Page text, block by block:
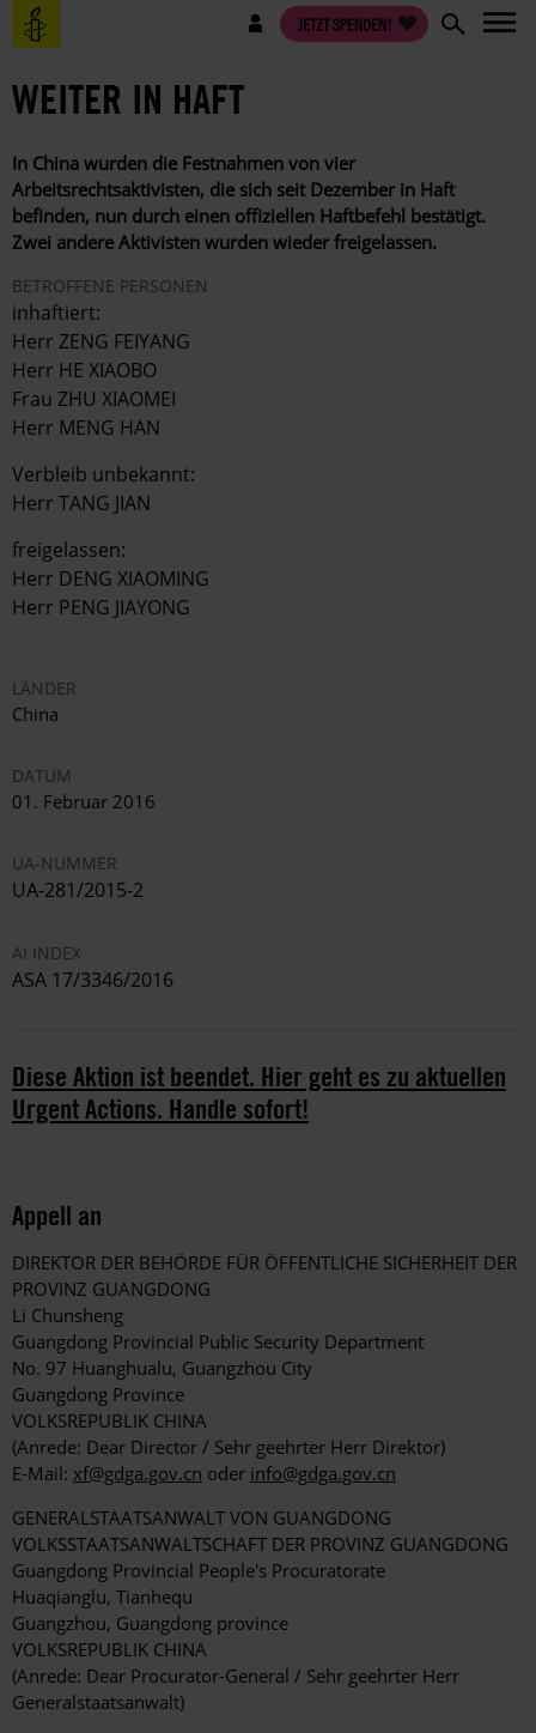
Direkt
zum
Benutzermenü JETZT SPENDEN!
WEITER IN HAFT
In China wurden die Festnahmen von vier
Arbeitsrechtsaktivisten, die sich seit Dezember in Haft
befinden, nun durch einen offiziellen Haftbefehl bestätigt.
Zwei andere Aktivisten wurden wieder freigelassen.
BETROFFENE PERSONEN
inhaftiert:
Herr ZENG FEIYANG
Herr HE XIAOBO
Frau ZHU XIAOMEI
Herr MENG HAN
Verbleib unbekannt:
Herr TANG JIAN
freigelassen:
Herr DENG XIAOMING
Herr PENG JIAYONG
LÄNDER
China
DATUM
01. Februar 2016
UA-NUMMER
UA-281/2015-2
AI INDEX
ASA 17/3346/2016
Diese Aktion ist beendet. Hier geht es zu aktuellen
Urgent Actions. Handle sofort!
Appell an
DIREKTOR DER BEHÖRDE FÜR ÖFFENTLICHE SICHERHEIT DER
PROVINZ GUANGDONG
Li Chunsheng
Guangdong Provincial Public Security Department
No. 97 Huanghualu, Guangzhou City
Guangdong Province
VOLKSREPUBLIK CHINA
(Anrede: Dear Director / Sehr geehrter Herr Direktor)
E-Mail: xf@gdga.gov.cn oder info@gdga.gov.cn
GENERALSTAATSANWALT VON GUANGDONG
VOLKSSTAATSANWALTSCHAFT DER PROVINZ GUANGDONG
Guangdong Provincial People's Procuratorate
Huaqianglu, Tianhequ
Guangzhou, Guangdong province
VOLKSREPUBLIK CHINA
(Anrede: Dear Procurator-General / Sehr geehrter Herr
Generalstaatsanwalt)